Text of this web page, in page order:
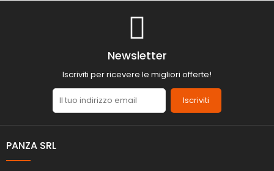
Newsletter
Iscriviti per ricevere le migliori offerte!
Iscriviti
PANZA SRL